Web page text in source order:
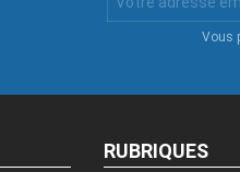
Email
:
Vous
RUBRIQUES